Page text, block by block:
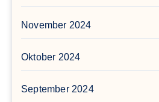
November 2024
Oktober 2024
September 2024